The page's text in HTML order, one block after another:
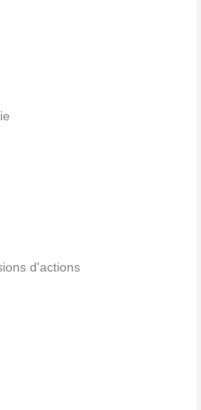
d'actions